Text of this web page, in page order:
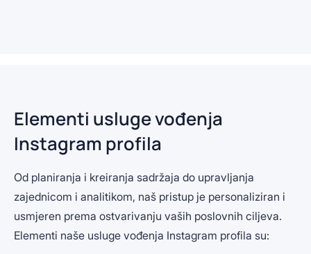
Elementi usluge vođenja
Instagram profila
Od planiranja i kreiranja sadržaja do upravljanja
zajednicom i analitikom, naš pristup je personaliziran i
usmjeren prema ostvarivanju vaših poslovnih ciljeva.
Elementi naše usluge vođenja Instagram profila su: